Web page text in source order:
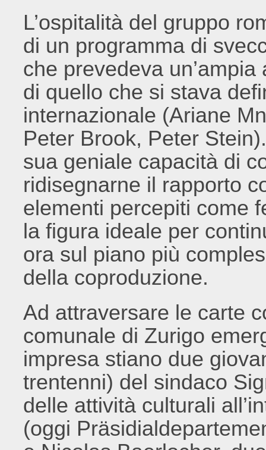
L’ospitalità del gruppo
di un programma di
che prevedeva
di quello che si stava
internazionale (Ariane
Peter Brook, Peter
sua geniale capacità di
ridisegnarne il rapporto
elementi percepiti come
la figura ideale per
ora sul piano più
della coproduzione.
Ad attraversare le carte
comunale di Zurigo
impresa stiano due
trentenni) del sindaco
delle attività culturali
(oggi